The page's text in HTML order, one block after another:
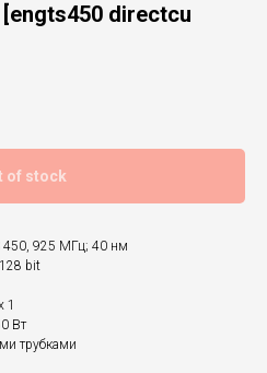
[engts450 directcu
of stock
450, 925 МГц; 40 нм
bit
1
Вт
трубками